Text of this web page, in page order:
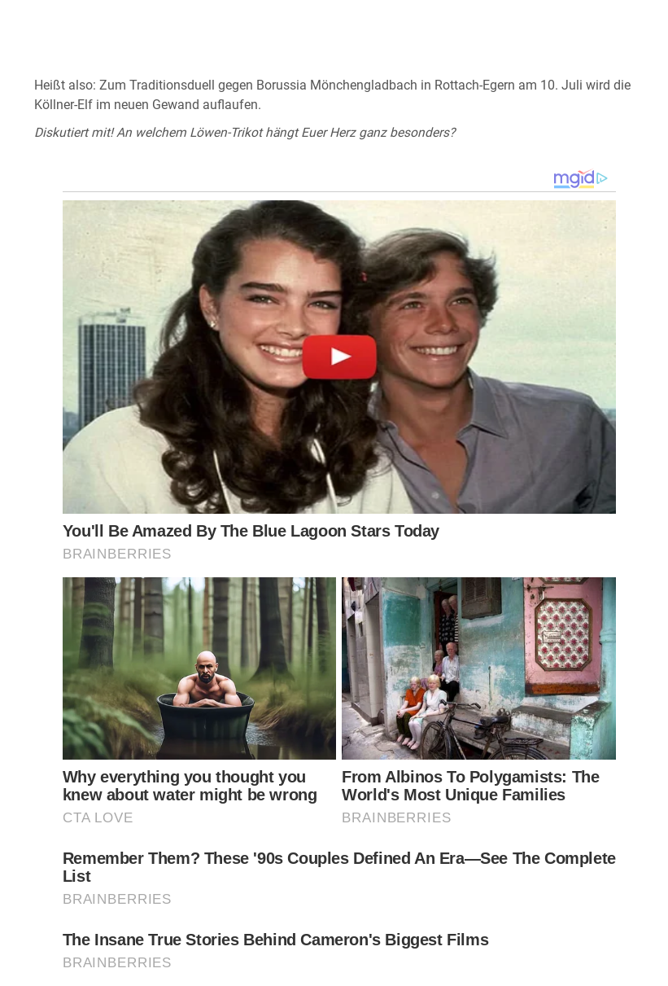
Heißt also: Zum Traditionsduell gegen Borussia Mönchengladbach in Rottach-Egern am 10. Juli wird die
Köllner-Elf im neuen Gewand auflaufen.
Diskutiert mit! An welchem Löwen-Trikot hängt Euer Herz ganz besonders?